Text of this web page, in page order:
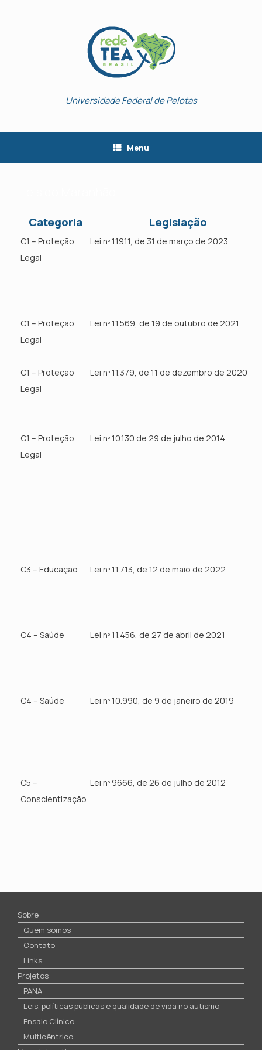
Universidade Federal de Pelotas
Menu
Categoria Legislação
C1 – Proteção
Legal
Lei nº 11911, de 31 de março de 2023
C1 – Proteção
Legal
Lei nº 11.569, de 19 de outubro de 2021
C1 – Proteção
Legal
Lei nº 11.379, de 11 de dezembro de 2020
C1 – Proteção
Legal
Lei nº 10.130 de 29 de julho de 2014
C3 – Educação Lei nº 11.713, de 12 de maio de 2022
C4 – Saúde Lei nº 11.456, de 27 de abril de 2021
C4 – Saúde Lei nº 10.990, de 9 de janeiro de 2019
C5 –
Conscientização
Lei nº 9666, de 26 de julho de 2012
Sobre
Quem somos
Contato
Links
Projetos
PANA
Leis, políticas públicas e qualidade de vida no autismo
Ensaio Clínico
Multicêntrico